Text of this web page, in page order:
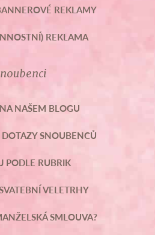
REKLAMY
REKLAMA
NAŠEM BLOGU
DOTAZY SNOUBENCŮ
PODLE RUBRIK
VELETRHY
SMLOUVA?